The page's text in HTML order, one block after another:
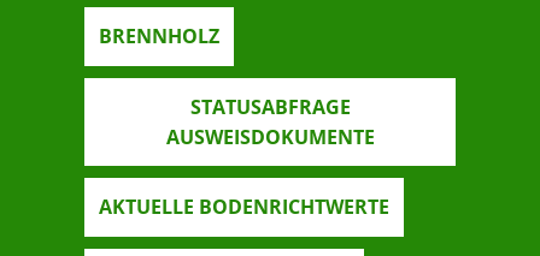
BRENNHOLZ
STATUSABFRAGE
AUSWEISDOKUMENTE
AKTUELLE BODENRICHTWERTE